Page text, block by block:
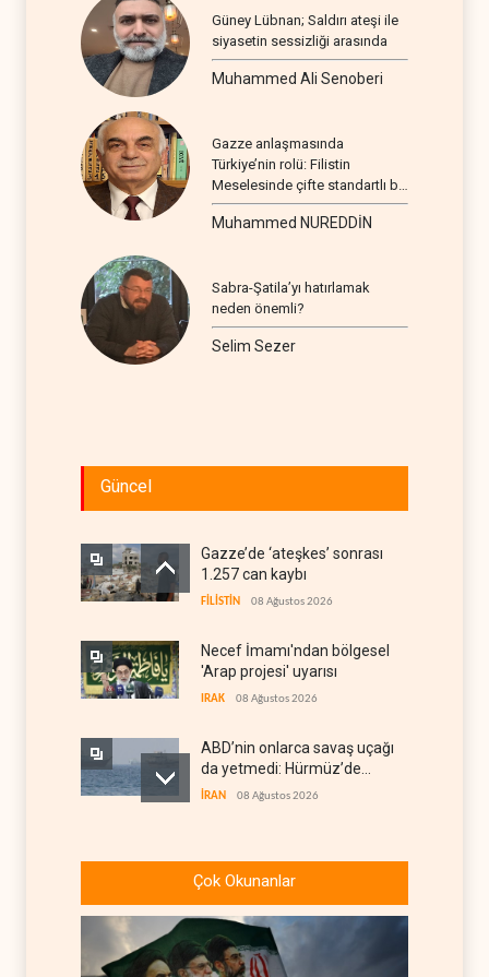
Güney Lübnan; Saldırı ateşi ile
siyasetin sessizliği arasında
Muhammed Ali Senoberi
Gazze anlaşmasında
Türkiye’nin rolü: Filistin
Meselesinde çifte standartlı bir
seyir
Muhammed NUREDDİN
Sabra-Şatila’yı hatırlamak
neden önemli?
Selim Sezer
Güncel
Gazze’de ‘ateşkes’ sonrası
1.257 can kaybı
FİLİSTİN 08 Ağustos 2026
Necef İmamı'ndan bölgesel
'Arap projesi' uyarısı
IRAK 08 Ağustos 2026
ABD’nin onlarca savaş uçağı
da yetmedi: Hürmüz’de
gemi vuruldu
İRAN 08 Ağustos 2026
savaş sonrası Körfez'e
hazırlıyor
ABD ekonomisinde İran
savaşı nedeniyle 23 bin
Çok Okunanlar